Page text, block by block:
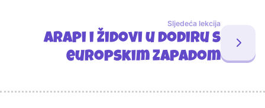
Sljedeća lekcija
Arapi i Židovi u dodiru s
europskim Zapadom